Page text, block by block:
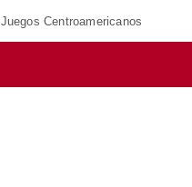
Juegos Centroamericanos